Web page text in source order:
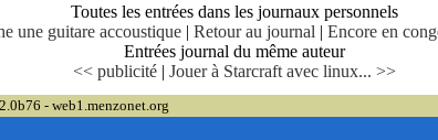
Toutes les entrées dans les journaux personnels
une guitare accoustique | Retour au journal | Encore en
Entrées journal du même auteur
<< publicité | Jouer à Starcraft avec linux... >>
- web1.menzonet.org